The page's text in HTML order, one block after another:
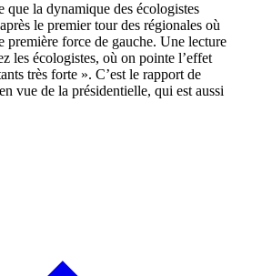
que la dynamique des écologistes
après le premier tour des régionales où
première force de gauche. Une lecture
les écologistes, où on pointe l’effet
très forte ». C’est le rapport de
vue de la présidentielle, qui est aussi